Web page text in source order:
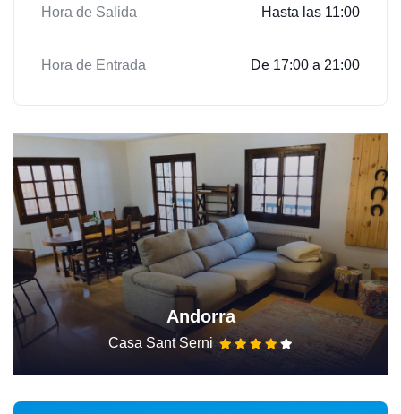
Hora de Salida Hasta las 11:00
Hora de Entrada De 17:00 a 21:00
Andorra
Casa Sant Serni